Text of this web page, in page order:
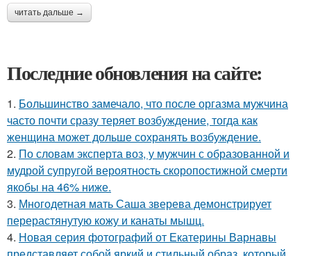
читать дальше →
Последние обновления на сайте:
1. Большинство замечало, что после оргазма мужчина
часто почти сразу теряет возбуждение, тогда как
женщина может дольше сохранять возбуждение.
2. По словам эксперта воз, у мужчин с образованной и
мудрой супругой вероятность скоропостижной смерти
якобы на 46% ниже.
3. Многодетная мать Саша зверева демонстрирует
перерастянутую кожу и канаты мышц.
4. Новая серия фотографий от Екатерины Варнавы